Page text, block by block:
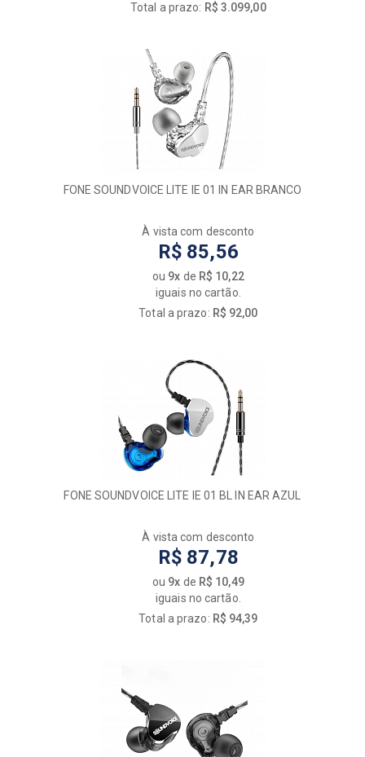
Total a prazo: R$ 3.099,00
FONE SOUNDVOICE LITE IE 01 IN EAR BRANCO
À vista com desconto
R$ 85,56
ou 9x de R$ 10,22
iguais no cartão.
Total a prazo: R$ 92,00
FONE SOUNDVOICE LITE IE 01 BL IN EAR AZUL
À vista com desconto
R$ 87,78
ou 9x de R$ 10,49
iguais no cartão.
Total a prazo: R$ 94,39